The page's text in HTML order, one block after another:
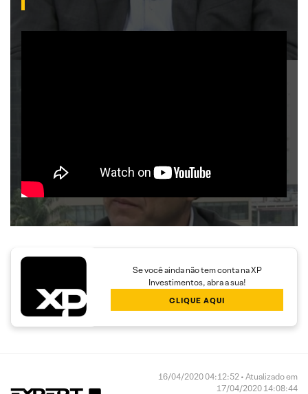
Se você ainda não tem conta na XP
Investimentos, abra a sua!
CLIQUE AQUI
16/04/2020 04:12:52 • Atualizado em
17/04/2020 14:08:44